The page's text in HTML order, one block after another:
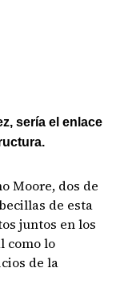
sería el enlace
Moore, dos de
de esta
juntos en los
como lo
de la